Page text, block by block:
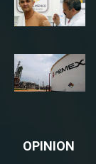
OPINION